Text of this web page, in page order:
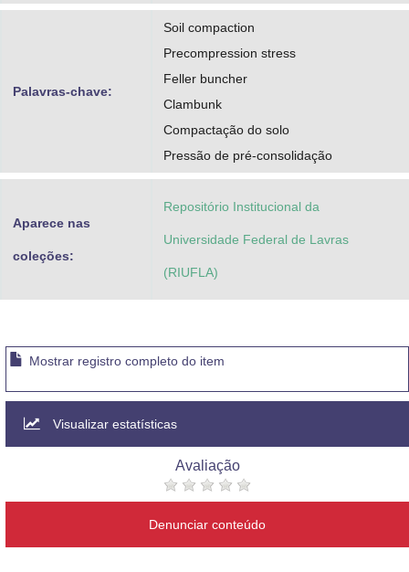
Palavras-chave:
Soil compaction
Precompression stress
Feller buncher
Clambunk
Compactação do solo
Pressão de pré-consolidação
Aparece nas
coleções:
Repositório Institucional da
Universidade Federal de Lavras
(RIUFLA)
Mostrar registro completo do item
Visualizar estatísticas
Avaliação
Denunciar conteúdo